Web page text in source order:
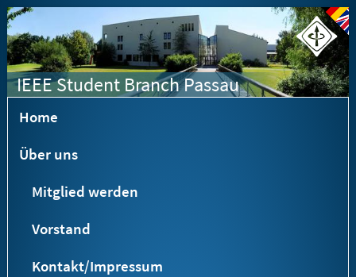
IEEE Student Branch Passau
Home
Über uns
Mitglied werden
Vorstand
Kontakt/Impressum